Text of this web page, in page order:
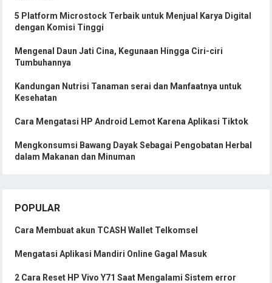
5 Platform Microstock Terbaik untuk Menjual Karya Digital
dengan Komisi Tinggi
Mengenal Daun Jati Cina, Kegunaan Hingga Ciri-ciri
Tumbuhannya
Kandungan Nutrisi Tanaman serai dan Manfaatnya untuk
Kesehatan
Cara Mengatasi HP Android Lemot Karena Aplikasi Tiktok
Mengkonsumsi Bawang Dayak Sebagai Pengobatan Herbal
dalam Makanan dan Minuman
POPULAR
Cara Membuat akun TCASH Wallet Telkomsel
Mengatasi Aplikasi Mandiri Online Gagal Masuk
2 Cara Reset HP Vivo Y71 Saat Mengalami Sistem error